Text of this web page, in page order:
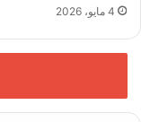
4 مايو، 2026